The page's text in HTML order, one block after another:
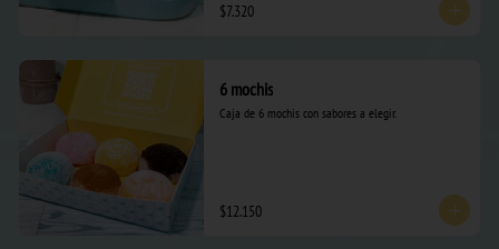
$7.320
6 mochis
Caja de 6 mochis con sabores a elegir.
$12.150